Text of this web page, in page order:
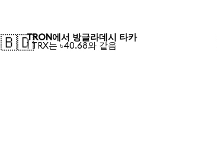
🇧🇩TRON에서 방글라데시 타카
1 TRX는 ৳40.68와 같음